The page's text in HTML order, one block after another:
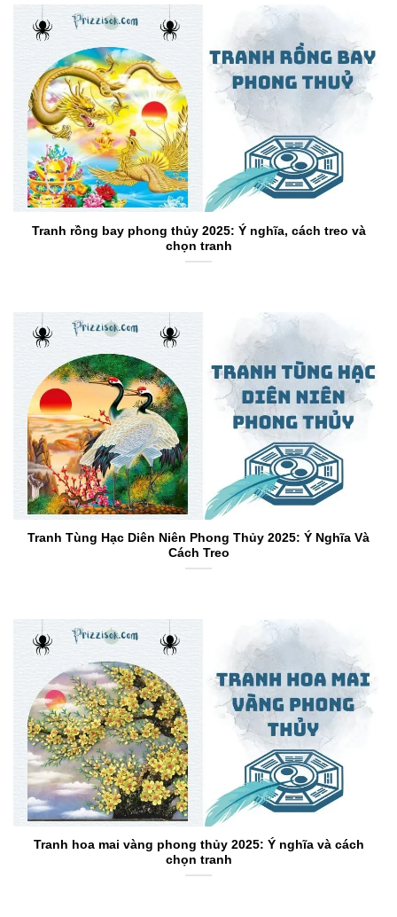
Tranh rồng bay phong thủy 2025: Ý nghĩa, cách treo và
chọn tranh
Tranh Tùng Hạc Diên Niên Phong Thủy 2025: Ý Nghĩa Và
Cách Treo
Tranh hoa mai vàng phong thủy 2025: Ý nghĩa và cách
chọn tranh